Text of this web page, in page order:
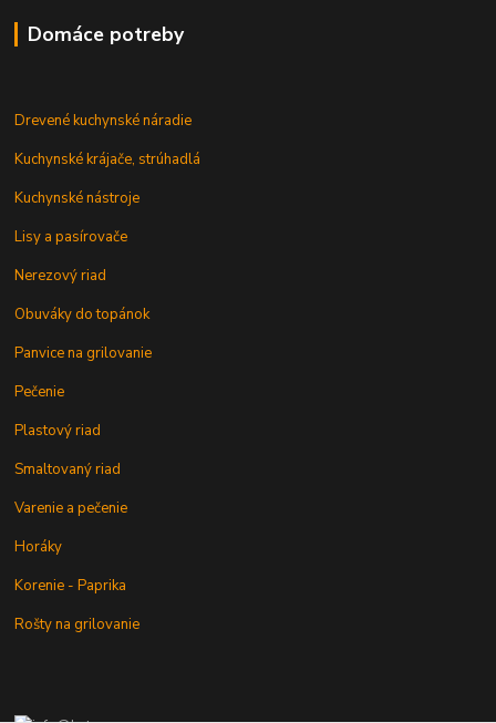
Domáce potreby
Drevené kuchynské náradie
Kuchynské krájače, strúhadlá
Kuchynské nástroje
Lisy a pasírovače
Nerezový riad
Obuváky do topánok
Panvice na grilovanie
Pečenie
Plastový riad
Smaltovaný riad
Varenie a pečenie
Horáky
Korenie - Paprika
Rošty na grilovanie